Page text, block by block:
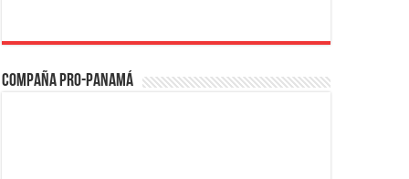
Compaña PRO-Panamá